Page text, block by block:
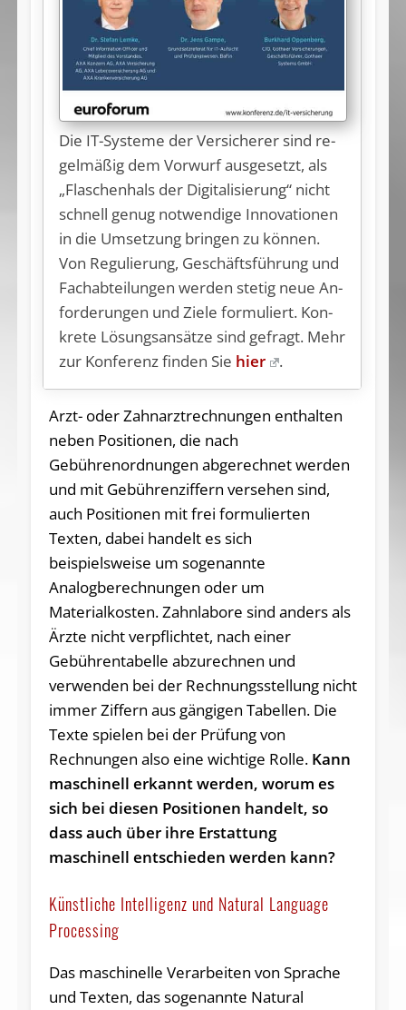
Die IT-Sys­te­me der Ver­si­che­rer sind re­
gel­mä­ßig dem Vor­wurf aus­ge­setzt, als
„Fla­schen­hals der Di­gi­ta­li­sie­run­g“ nicht
schnell ge­nug not­wen­di­ge In­no­va­tio­nen
in die Um­set­zung brin­gen zu kön­nen.
Von Re­gu­lie­rung, Ge­schäfts­füh­rung und
Fach­ab­tei­lun­gen wer­den ste­tig neue An­
for­de­run­gen und Zie­le for­mu­liert. Kon­
kre­te Lö­sungs­an­sät­ze sind ge­fragt. Mehr
zur Kon­fe­renz fin­den Sie hier .
Arzt- oder Zahnarztrechnungen enthalten
neben Positionen, die nach
Gebührenordnungen abgerechnet werden
und mit Gebührenziffern versehen sind,
auch Positionen mit frei formulierten
Texten, dabei handelt es sich
beispielsweise um sogenannte
Analogberechnungen oder um
Materialkosten. Zahnlabore sind anders als
Ärzte nicht verpflichtet, nach einer
Gebührentabelle abzurechnen und
verwenden bei der Rechnungsstellung nicht
immer Ziffern aus gängigen Tabellen. Die
Texte spielen bei der Prüfung von
Rechnungen also eine wichtige Rolle. Kann
maschinell erkannt werden, worum es
sich bei diesen Positionen handelt, so
dass auch über ihre Erstattung
maschinell entschieden werden kann?
Künstliche Intelligenz und Natural Language
Processing
Das maschinelle Verarbeiten von Sprache
und Texten, das sogenannte Natural